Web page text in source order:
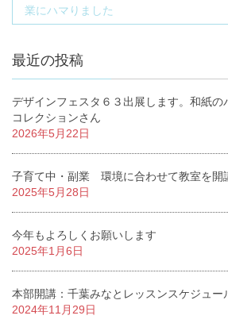
業にハマりました
最近の投稿
デザインフェスタ６３出展します。和紙
コレクションさん
2026年5月22日
子育て中・副業 環境に合わせて教室を開
2025年5月28日
今年もよろしくお願いします
2025年1月6日
本部開講：千葉みなとレッスンスケジュー
2024年11月29日